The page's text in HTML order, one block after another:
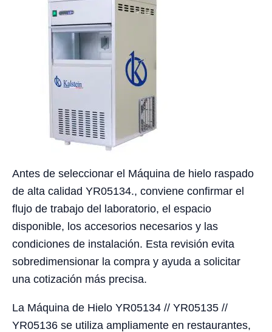
Antes de seleccionar el Máquina de hielo raspado
de alta calidad YR05134., conviene confirmar el
flujo de trabajo del laboratorio, el espacio
disponible, los accesorios necesarios y las
condiciones de instalación. Esta revisión evita
sobredimensionar la compra y ayuda a solicitar
una cotización más precisa.
La Máquina de Hielo YR05134 // YR05135 //
YR05136 se utiliza ampliamente en restaurantes,